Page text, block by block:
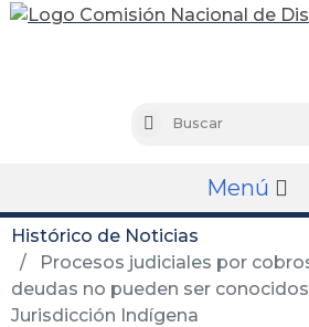
Buscar
Menú
Histórico de Noticias
Procesos judiciales por
deudas no pueden ser
Jurisdicción Indígena